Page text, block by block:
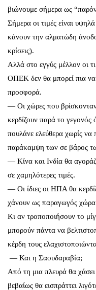
βιώνουμε σήμερα ως
Σήμερα οι τιμές είναι
κάνουν την αλματώδη
κρίσεις).
Αλλά στο εγγύς μέλλον οι
ΟΠΕΚ δεν θα μπορεί πια να
προσφορά.
— Οι χώρες που
κερδίζουν παρά το γεγονός
πουλάνε ελεύθερα χωρίς να
παράκαμψη των σε βάρος
— Κίνα και Ινδία θα
σε χαμηλότερες τιμές.
— Οι ίδιες οι ΗΠΑ θα
χάνουν ως παραγωγός
Κι αν τροποποιήσουν το
μπορούν πάντα να
κέρδη τους
— Και η Σαουδαραβία;
Από τη μια πλευρά θα
βεβαίως θα εισπράττει